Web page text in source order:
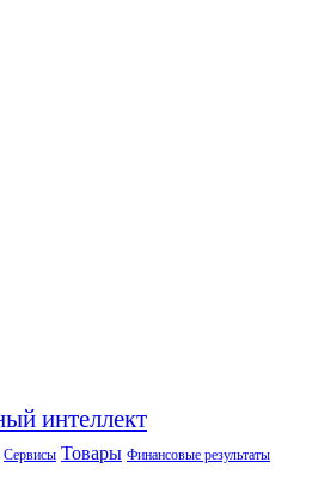
интеллект
Сервисы Товары Финансовые результаты